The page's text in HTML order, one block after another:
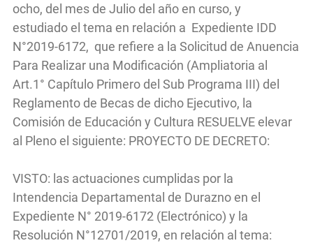
ocho, del mes de Julio del año en curso, y
estudiado el tema en relación a Expediente IDD
N°2019-6172, que refiere a la Solicitud de Anuencia
Para Realizar una Modificación (Ampliatoria al
Art.1° Capítulo Primero del Sub Programa III) del
Reglamento de Becas de dicho Ejecutivo, la
Comisión de Educación y Cultura RESUELVE elevar
al Pleno el siguiente: PROYECTO DE DECRETO:
VISTO: las actuaciones cumplidas por la
Intendencia Departamental de Durazno en el
Expediente N° 2019-6172 (Electrónico) y la
Resolución N°12701/2019, en relación al tema: